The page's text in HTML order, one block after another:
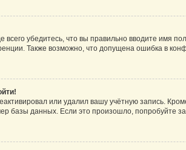
убедитесь, что вы правильно вводите имя
Также возможно, что допущена ошибка в
или удалил вашу учётную запись.
данных. Если это произошло, попробуйте